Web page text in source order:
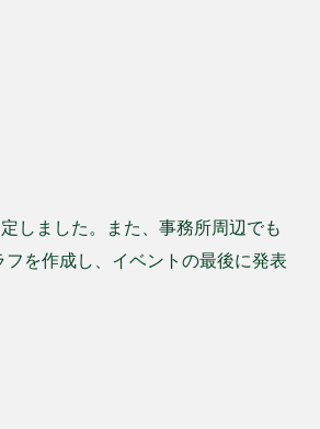
しました。また、事務所周辺でも
を作成し、イベントの最後に発表